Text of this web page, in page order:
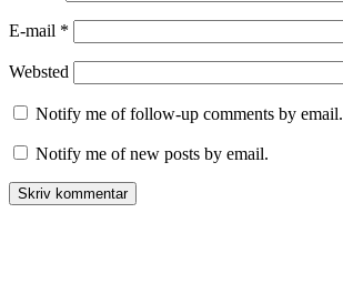
E-mail *
Websted
Notify me of follow-up comments by email.
Notify me of new posts by email.